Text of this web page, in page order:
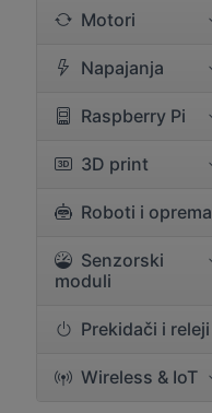
Motori
Napajanja
Raspberry Pi
3D print
Roboti i oprema
Senzorski
moduli
Prekidači i releji
Wireless & IoT